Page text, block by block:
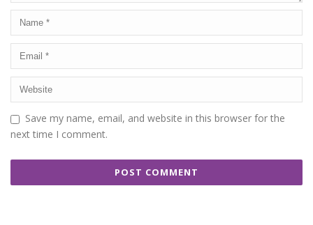
Save my name, email, and website in this browser for the
next time I comment.